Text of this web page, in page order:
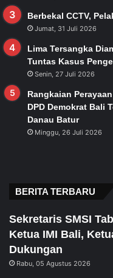
Berbekal CCTV,
Jumat, 31 Juli 2026
Lima Tersangka
Tuntas Kasus
Senin, 27 Juli 2026
Rangkaian
DPD Demokrat Bali
Danau Batur
Minggu, 26 Juli 2026
BERITA TERBARU
Sekretaris SMSI
Ketua IMI Bali,
Dukungan
Rabu, 05 Agustus 2026